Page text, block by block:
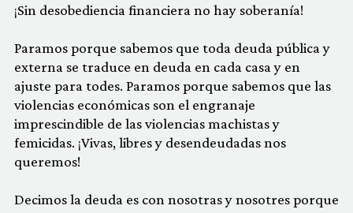
¡Sin desobediencia financiera no hay soberanía!
Paramos porque sabemos que toda deuda pública y
externa se traduce en deuda en cada casa y en
ajuste para todes. Paramos porque sabemos que las
violencias económicas son el engranaje
imprescindible de las violencias machistas y
femicidas. ¡Vivas, libres y desendeudadas nos
queremos!
Decimos la deuda es con nosotras y nosotres porque